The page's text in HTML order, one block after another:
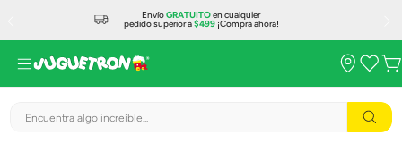
EnvíoGRATUITOen cualquier
pedido superior a$499¡Compra ahora!
Encuentra algo increíble...